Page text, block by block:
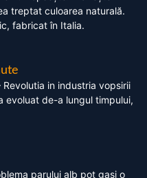
treptat culoarea naturală.
fabricat în Italia.
in industria vopsirii
evoluat de-a lungul timpului,
parului alb pot gasi o